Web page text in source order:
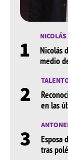
1
Nicolás
medio
2
en las
3
Esposa
tras